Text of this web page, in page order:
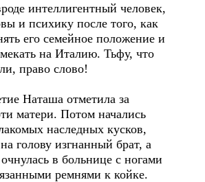
интеллигентный человек,
и психику после того, как
его семейное положение и
на Италию. Тьфу, что
право слово!
Наташа отметила за
матери. Потом начались
наследных кусков,
голову изгнанный брат, а
в больнице с ногами
ремнями к койке.